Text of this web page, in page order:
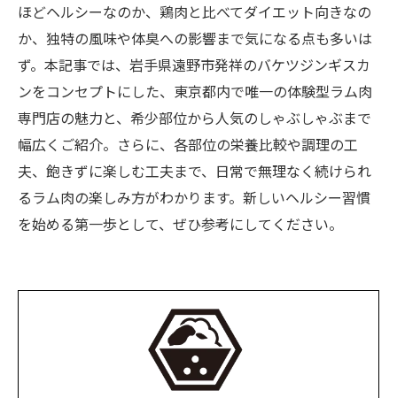
ほどヘルシーなのか、鶏肉と比べてダイエット向きなの
か、独特の風味や体臭への影響まで気になる点も多いは
ず。本記事では、岩手県遠野市発祥のバケツジンギスカ
ンをコンセプトにした、東京都内で唯一の体験型ラム肉
専門店の魅力と、希少部位から人気のしゃぶしゃぶまで
幅広くご紹介。さらに、各部位の栄養比較や調理の工
夫、飽きずに楽しむ工夫まで、日常で無理なく続けられ
るラム肉の楽しみ方がわかります。新しいヘルシー習慣
を始める第一歩として、ぜひ参考にしてください。